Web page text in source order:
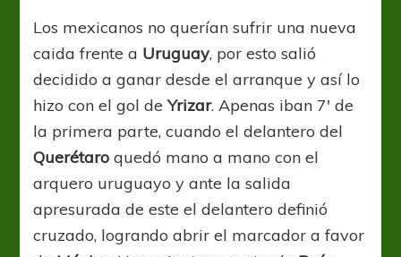
Los mexicanos no querían sufrir una nueva
caida frente a Uruguay, por esto salió
decidido a ganar desde el arranque y así lo
hizo con el gol deYrizar. Apenas iban 7′ de
la primera parte, cuando el delantero del
Querétaro quedó mano a mano con el
arquero uruguayo y ante la salida
apresurada de este el delantero definió
cruzado, logrando abrir el marcador a favor